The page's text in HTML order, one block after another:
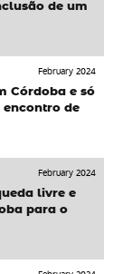
de um
February 2024
Córdoba e só
encontro de
February 2024
livre e
para o